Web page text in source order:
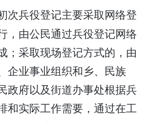
次兵役登记主要采取网络登
，由公民通过兵役登记网络
；采取现场登记方式的，由
企业事业组织和乡、民族
政府以及街道办事处根据兵
和实际工作需要，通过在工